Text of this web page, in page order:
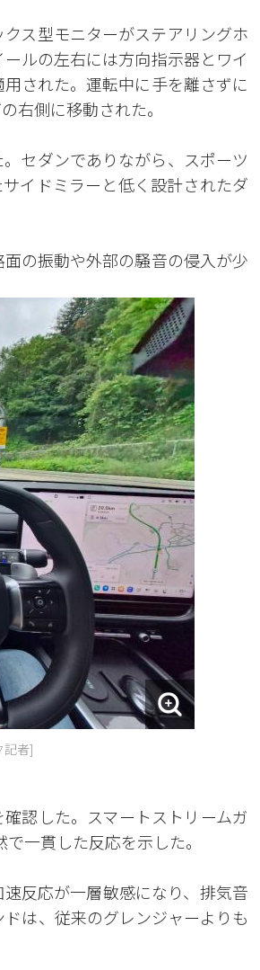
ス型モニターがステアリングホ
ルの左右には方向指示器とワイ
された。運転中に手を離さずに
右側に移動された。
セダンでありながら、スポーツ
イドミラーと低く設計されたダ
の振動や外部の騒音の侵入が少
記者]
認した。スマートストリームガ
一貫した反応を示した。
反応が一層敏感になり、排気音
は、従来のグレンジャーよりも